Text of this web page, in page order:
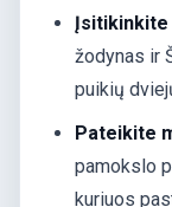
Įsitikinkite
žodynas ir
puikių
Pateikite
pamokslo
kuriuos